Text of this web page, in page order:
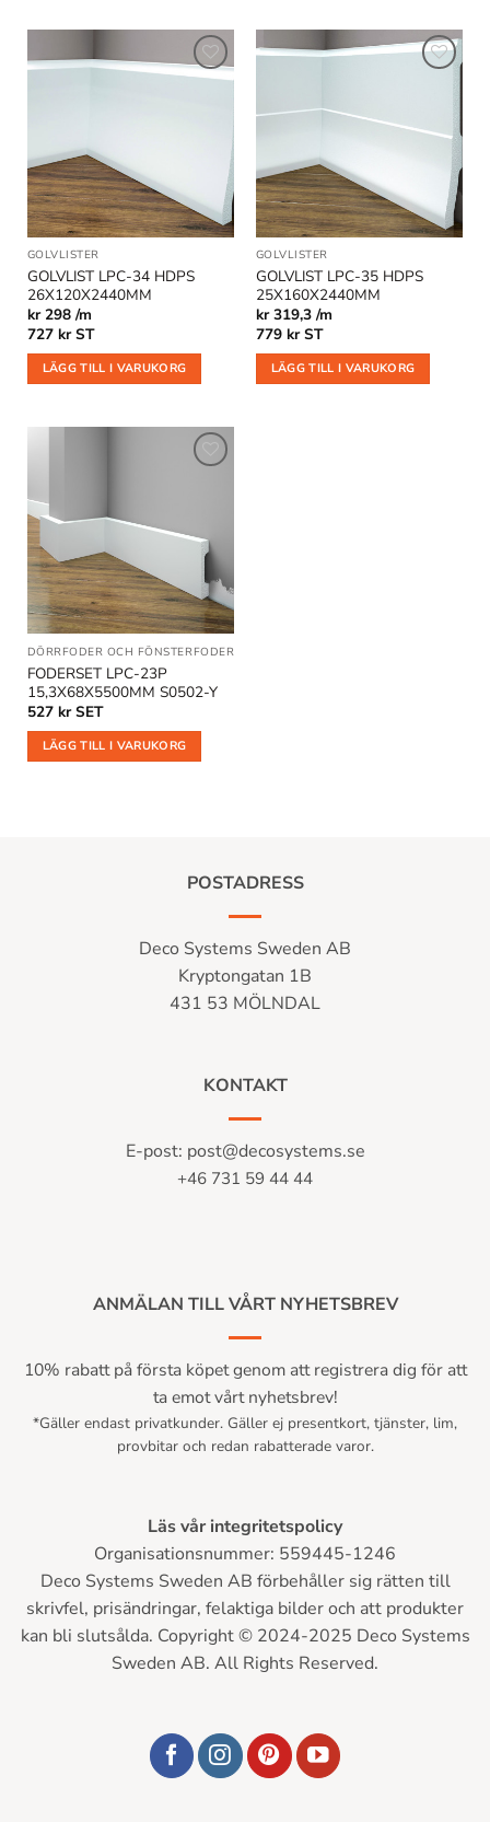
GOLVLISTER
GOLVLIST LPC-34 HDPS
26X120X2440MM
kr 298 /m
727 kr ST
LÄGG TILL I VARUKORG
önskelistan
GOLVLISTER
GOLVLIST LPC-35 HDPS
25X160X2440MM
kr 319,3 /m
779 kr ST
LÄGG TILL I VARUKORG
önskelistan
DÖRRFODER OCH FÖNSTERFODER
FODERSET LPC-23P
15,3X68X5500MM S0502-Y
527 kr SET
LÄGG TILL I VARUKORG
POSTADRESS
Deco Systems Sweden AB
Kryptongatan 1B
431 53 MÖLNDAL
KONTAKT
E-post: post@decosystems.se
+46 731 59 44 44
ANMÄLAN TILL VÅRT NYHETSBREV
10% rabatt på första köpet genom att registrera dig för att
ta emot vårt nyhetsbrev!
*Gäller endast privatkunder. Gäller ej presentkort, tjänster, lim,
provbitar och redan rabatterade varor.
Läs vår integritetspolicy
Organisationsnummer: 559445-1246
Deco Systems Sweden AB förbehåller sig rätten till
skrivfel, prisändringar, felaktiga bilder och att produkter
kan bli slutsålda. Copyright © 2024-2025 Deco Systems
Sweden AB. All Rights Reserved.